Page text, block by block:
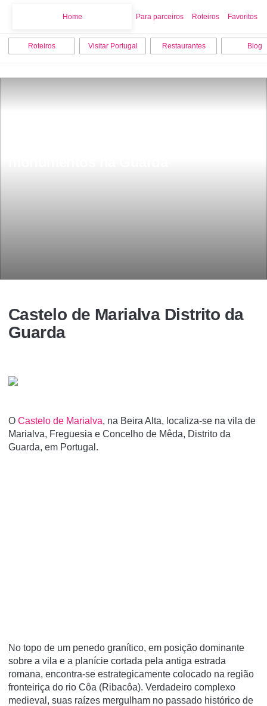
Home Para parceiros Roteiros Favoritos
Roteiros Visitar Portugal Restaurantes Blog
Castelo de Marialva Distrito da
Guarda
O Castelo de Marialva, na Beira Alta, localiza-se na vila de
Marialva, Freguesia e Concelho de Mêda, Distrito da
Guarda, em Portugal.
No topo de um penedo graní­tico, em posição dominante
sobre a vila e a planí­cie cortada pela antiga estrada
romana, encontra-se estrategicamente colocado na região
fronteiriça do rio Côa (Ribacôa). Verdadeiro complexo
medieval, suas raí­zes mergulham no passado histórico de